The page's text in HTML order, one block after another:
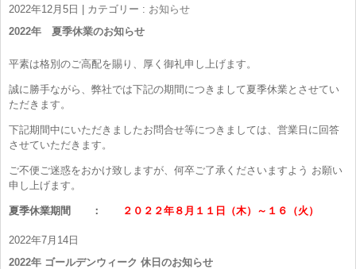
2022年12月5日 カテゴリー : お知らせ
2022年 夏季休業のお知らせ
平素は格別のご高配を賜り、厚く御礼申し上げます。
誠に勝手ながら、弊社では下記の期間につきまして夏季休業とさせてい
ただきます。
下記期間中にいただきましたお問合せ等につきましては、営業日に回答
させていただきます。
ご不便ご迷惑をおかけ致しますが、何卒ご了承くださいますよう お願い
申し上げます。
夏季休業期間 ： ２０２２年８月１１日（木）～１６（火）
2022年7月14日
2022年 ゴールデンウィーク 休日のお知らせ